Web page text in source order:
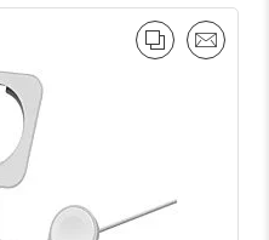
PORÓWNAJ
EMAIL